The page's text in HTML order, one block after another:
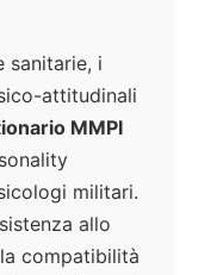
sanitarie, i
attitudinali
MMPI
militari.
allo
compatibilità